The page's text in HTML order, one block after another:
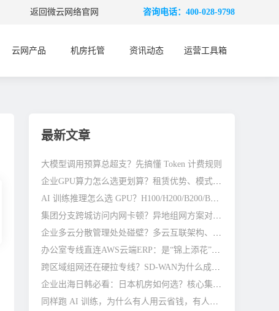
咨询电话：400-028-9798
返回微云网络官网
云网产品 机房托管 资讯动态 运营工具箱
最新文章
大模型调用预算总超支？先搞懂 Token 计费规则
企业GPU算力怎么选更划算？租赁优势、模式与避坑全指南
AI 训练推理怎么选 GPU？H100/H200/B200/B300 差别在哪
集团分支跨城访问内网卡顿？异地组网方案对比参考
企业多云分散管理处处碰壁？多云互联架构、避坑与优化指南
办公室专线直连AWS云端ERP：是“锦上添花”还是“刚需标配”？
跨区域组网还在硬拉专线？SD-WAN为什么成了企业主流选择
企业出海日韩必看：日本机房如何选？核心集群与避坑指南
同样跑 AI 训练，为什么有人用云省钱，有人托管更划算？